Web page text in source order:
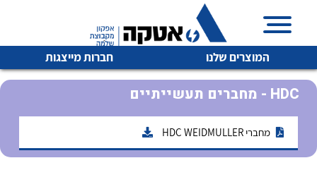
המוצרים שלנו חברות מייצגות
איכות | שרות | זמינות
מחברים תעשייתיים - HDC
מחברי HDC WEIDMULLER